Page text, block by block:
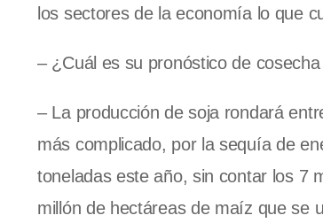
los sectores de la economía lo que
– ¿Cuál es su pronóstico de
– La producción de soja rondará
más complicado, por la sequía de
toneladas este año, sin contar los 7
millón de hectáreas de maíz que se